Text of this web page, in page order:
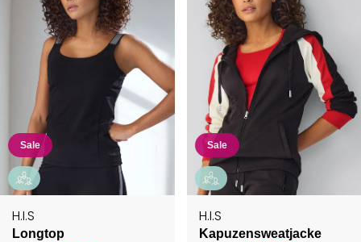
Sale
H.I.S
Longtop
Sale
H.I.S
Kapuzensweatjacke